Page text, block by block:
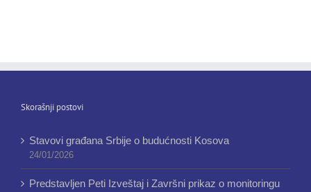
Skorašnji postovi
Stavovi građana Srbije o budućnosti Kosova
24/01/2026
Predstavljen Peti Izveštaj i Završni prikaz o monitoringu